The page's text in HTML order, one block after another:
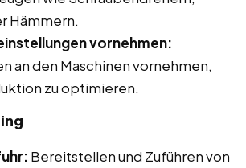
Hämmern.
vornehmen:
an den Maschinen vornehmen,
zu optimieren.
Bereitstellen und Zuführen von